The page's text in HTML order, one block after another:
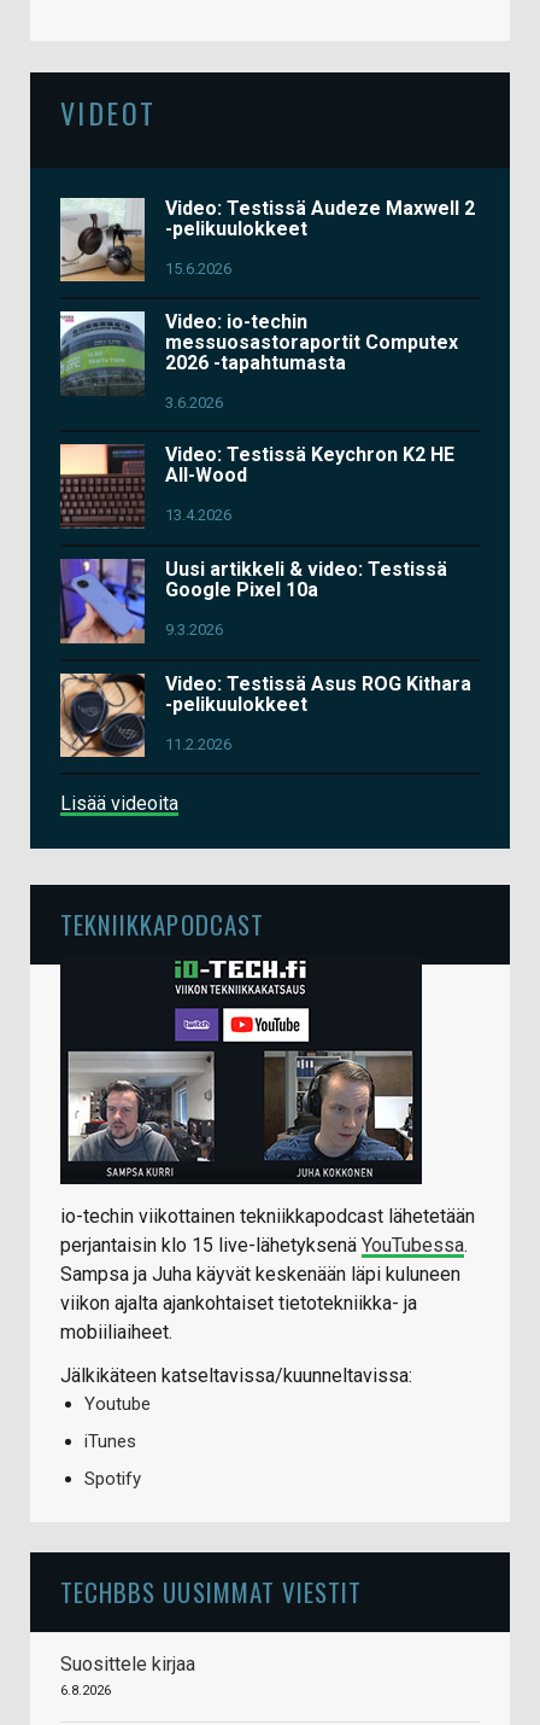
VIDEOT
Video: Testissä Audeze Maxwell 2
-pelikuulokkeet
15.6.2026
Video: io-techin
messuosastoraportit Computex
2026 -tapahtumasta
3.6.2026
Video: Testissä Keychron K2 HE
All-Wood
13.4.2026
Uusi artikkeli & video: Testissä
Google Pixel 10a
9.3.2026
Video: Testissä Asus ROG Kithara
-pelikuulokkeet
11.2.2026
Lisää videoita
TEKNIIKKAPODCAST
io-techin viikottainen tekniikkapodcast lähetetään
perjantaisin klo 15 live-lähetyksenä YouTubessa.
Sampsa ja Juha käyvät keskenään läpi kuluneen
viikon ajalta ajankohtaiset tietotekniikka- ja
mobiiliaiheet.
Jälkikäteen katseltavissa/kuunneltavissa:
Youtube
iTunes
Spotify
TECHBBS UUSIMMAT VIESTIT
Suosittele kirjaa
6.8.2026